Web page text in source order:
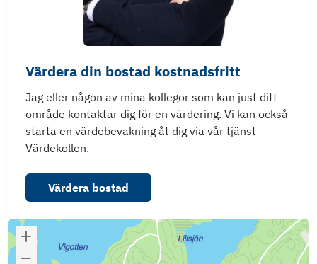
Värdera din bostad kostnadsfritt
Jag eller någon av mina kollegor som kan just ditt
område kontaktar dig för en värdering. Vi kan också
starta en värdebevakning åt dig via vår tjänst
Värdekollen.
Värdera bostad